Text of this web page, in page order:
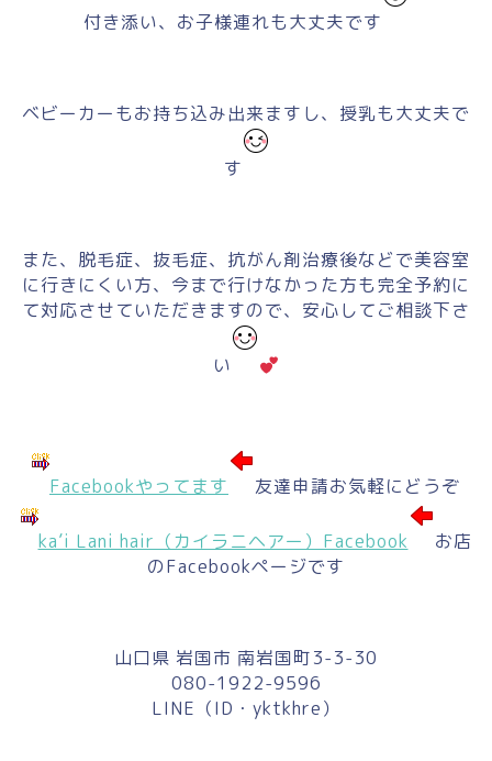
付き添い、お子様連れも大丈夫です
ベビーカーもお持ち込み出来ますし、授乳も大丈夫で
す
また、脱毛症、抜毛症、抗がん剤治療後などで美容室
に行きにくい方、今まで行けなかった方も完全予約に
て対応させていただきますので、安心してご相談下さ
い
Facebookやってます 友達申請お気軽にどうぞ
ka’i Lani hair（カイラニヘアー）Facebook
お店
のFacebookページです
山口県 岩国市 南岩国町3-3-30
080-1922-9596
LINE（ID・yktkhre）